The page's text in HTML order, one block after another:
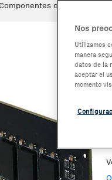
Componentes de ordenadores
-2,92%
Nos
Utilizamos
manera
datos de la
aceptar el
momento